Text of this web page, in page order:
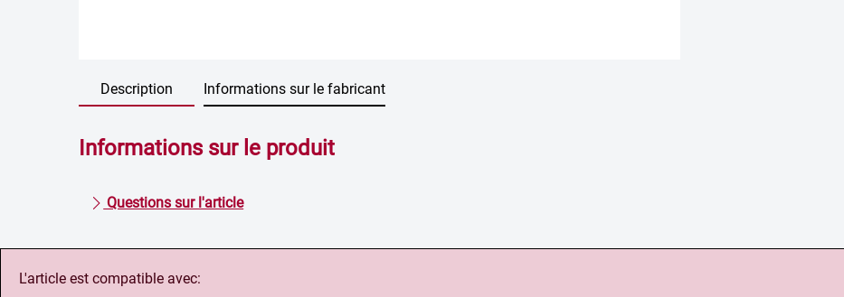
Description Informations sur le fabricant
Informations sur le produit
Questions sur l'article
L'article est compatible avec: